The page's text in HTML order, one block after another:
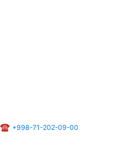
☎️ +998-71-202-09-00